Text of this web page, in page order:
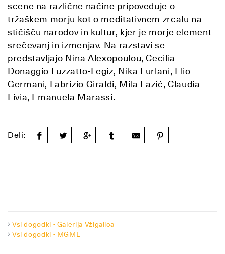
scene na različne načine pripoveduje o
tržaškem morju kot o meditativnem zrcalu na
stičišču narodov in kultur, kjer je morje element
srečevanj in izmenjav. Na razstavi se
predstavljajo Nina Alexopoulou, Cecilia
Donaggio Luzzatto-Fegiz, Nika Furlani, Elio
Germani, Fabrizio Giraldi, Mila Lazić, Claudia
Livia, Emanuela Marassi.
Deli:
Vsi dogodki - Galerija Vžigalica
Vsi dogodki - MGML